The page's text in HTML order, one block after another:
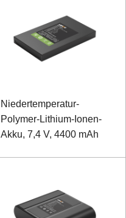
Niedertemperatur-
Polymer-Lithium-Ionen-
Akku, 7,4 V, 4400 mAh